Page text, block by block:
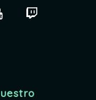
YouTube